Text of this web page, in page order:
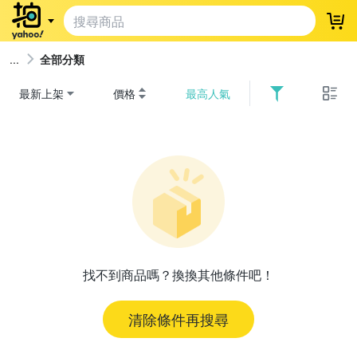
登
全部分類
最新上架 價格 最高人氣
找不到商品嗎？換換其他條件吧！
清除條件再搜尋